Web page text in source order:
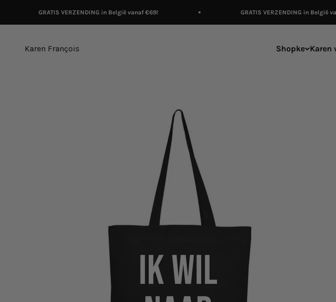
GRATIS VERZENDING in België vanaf €69! GRATIS VERZENDING in België
Shopke Karen
Karen François